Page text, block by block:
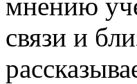
связи и